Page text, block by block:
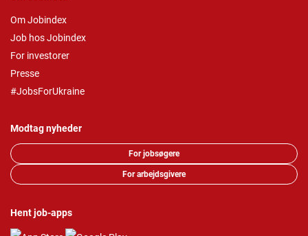
Om Jobindex
Job hos Jobindex
For investorer
Presse
#JobsForUkraine
Modtag nyheder
For jobsøgere
For arbejdsgivere
Hent job-apps